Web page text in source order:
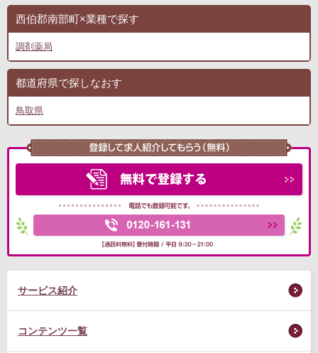
西伯郡南部町×業種で探す
調剤薬局
都道府県で探しなおす
鳥取県
サービス紹介
コンテンツ一覧